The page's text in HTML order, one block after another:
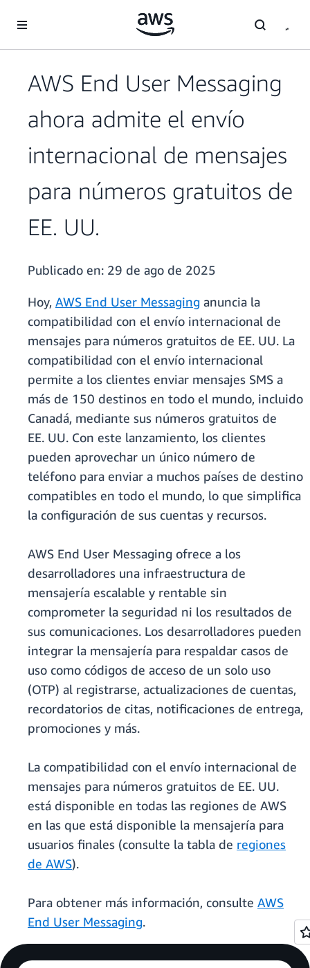
AWS End User Messaging
ahora admite el envío
internacional de mensajes
para números gratuitos de
EE. UU.
Publicado en: 29 de ago de 2025
Hoy, AWS End User Messaging anuncia la
compatibilidad con el envío internacional de
mensajes para números gratuitos de EE. UU. La
compatibilidad con el envío internacional
permite a los clientes enviar mensajes SMS a
más de 150 destinos en todo el mundo, incluido
Canadá, mediante sus números gratuitos de
EE. UU. Con este lanzamiento, los clientes
pueden aprovechar un único número de
teléfono para enviar a muchos países de destino
compatibles en todo el mundo, lo que simplifica
la configuración de sus cuentas y recursos.
AWS End User Messaging ofrece a los
desarrolladores una infraestructura de
mensajería escalable y rentable sin
comprometer la seguridad ni los resultados de
sus comunicaciones. Los desarrolladores pueden
integrar la mensajería para respaldar casos de
uso como códigos de acceso de un solo uso
(OTP) al registrarse, actualizaciones de cuentas,
recordatorios de citas, notificaciones de entrega,
promociones y más.
La compatibilidad con el envío internacional de
mensajes para números gratuitos de EE. UU.
está disponible en todas las regiones de AWS
en las que está disponible la mensajería para
usuarios finales (consulte la tabla de regiones
de AWS).
Para obtener más información, consulte AWS
End User Messaging.